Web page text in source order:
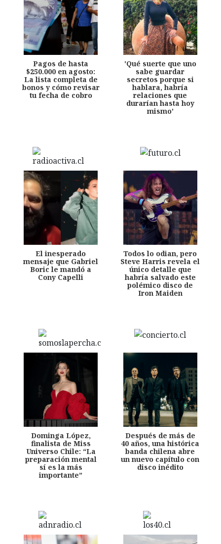
Pagos de hasta
$250.000 en agosto:
La lista completa de
bonos y cómo revisar
tu fecha de cobro
'Qué suerte que uno
sabe guardar
secretos porque si
hablara, habría
relaciones que
durarían hasta hoy
mismo'
El inesperado
mensaje que Gabriel
Boric le mandó a
Cony Capelli
Todos lo odian, pero
Steve Harris revela el
único detalle que
habría salvado este
polémico disco de
Iron Maiden
Dominga López,
finalista de Miss
Universo Chile: “La
preparación mental
sí es la más
importante”
Después de más de
40 años, una histórica
banda chilena abre
un nuevo capítulo con
disco inédito